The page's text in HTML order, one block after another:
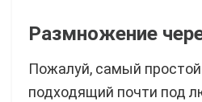
Размножение
Пожалуй, самый простой
подходящий почти под